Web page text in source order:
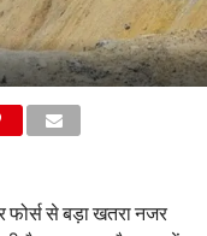
से बड़ा खतरा नजर